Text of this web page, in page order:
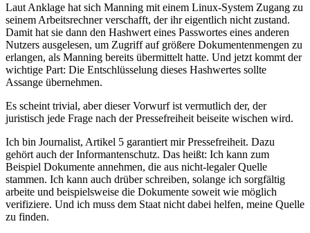
Laut Anklage hat sich Manning mit einem Linux-System Zugang zu
seinem Arbeitsrechner verschafft, der ihr eigentlich nicht zustand.
Damit hat sie dann den Hashwert eines Passwortes eines anderen
Nutzers ausgelesen, um Zugriff auf größere Dokumentenmengen zu
erlangen, als Manning bereits übermittelt hatte. Und jetzt kommt der
wichtige Part: Die Entschlüsselung dieses Hashwertes sollte
Assange übernehmen.
Es scheint trivial, aber dieser Vorwurf ist vermutlich der, der
juristisch jede Frage nach der Pressefreiheit beiseite wischen wird.
Ich bin Journalist, Artikel 5 garantiert mir Pressefreiheit. Dazu
gehört auch der Informantenschutz. Das heißt: Ich kann zum
Beispiel Dokumente annehmen, die aus nicht-legaler Quelle
stammen. Ich kann auch drüber schreiben, solange ich sorgfältig
arbeite und beispielsweise die Dokumente soweit wie möglich
verifiziere. Und ich muss dem Staat nicht dabei helfen, meine Quelle
zu finden.